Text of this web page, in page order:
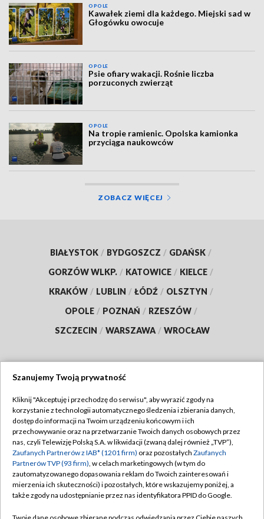
OPOLE
Kawałek ziemi dla każdego. Miejski sad w
Głogówku owocuje
OPOLE
Psie ofiary wakacji. Rośnie liczba
porzuconych zwierząt
OPOLE
Na tropie ramienic. Opolska kamionka
przyciąga naukowców
ZOBACZ WIĘCEJ
BIAŁYSTOK / BYDGOSZCZ / GDAŃSK /
GORZÓW WLKP. / KATOWICE / KIELCE /
KRAKÓW / LUBLIN / ŁÓDŹ / OLSZTYN /
OPOLE / POZNAŃ / RZESZÓW /
SZCZECIN / WARSZAWA / WROCŁAW
TVP
Abonament TVP
Emisja w TVP
Centrum informacji TVP
Naziemna Telewizja Cyfrowa
Regulamin TVP
Polityka prywatności
Moje zgody
Pomoc
Szanujemy Twoją prywatność
Kliknij "Akceptuję i przechodzę do serwisu", aby wyrazić zgody na
korzystanie z technologii automatycznego śledzenia i zbierania danych,
dostęp do informacji na Twoim urządzeniu końcowym i ich
przechowywanie oraz na przetwarzanie Twoich danych osobowych przez
nas, czyli Telewizję Polską S.A. w likwidacji (zwaną dalej również „TVP”),
Zaufanych Partnerów z IAB* (1201 firm) oraz pozostałych Zaufanych
Partnerów TVP (93 firm), w celach marketingowych (w tym do
zautomatyzowanego dopasowania reklam do Twoich zainteresowań i
mierzenia ich skuteczności) i pozostałych, które wskazujemy poniżej, a
także zgody na udostępnianie przez nas identyfikatora PPID do Google.